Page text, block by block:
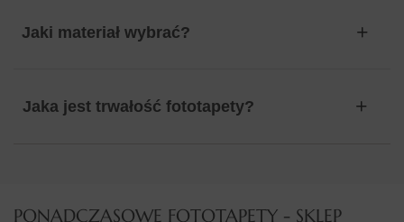
Jaki materiał wybrać?
Jaka jest trwałość fototapety?
PONADCZASOWE FOTOTAPETY - SKLEP